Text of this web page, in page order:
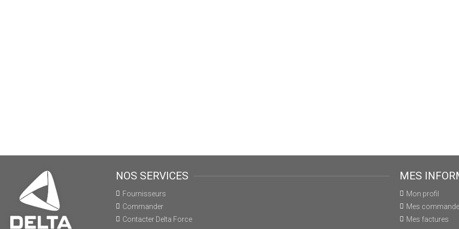
NOS SERVICES
Fournisseurs
Commander
Contacter Delta Force
MES
Mon profil
Mes
Mes factures